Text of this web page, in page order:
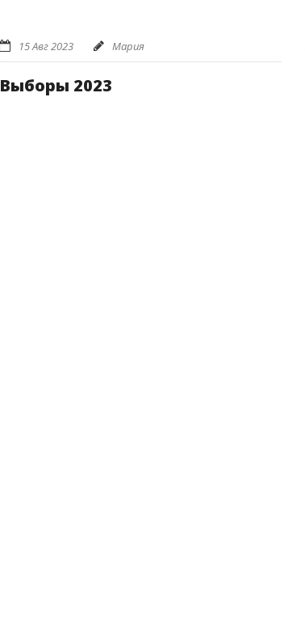
15 Авг 2023 Мария
Выборы 2023